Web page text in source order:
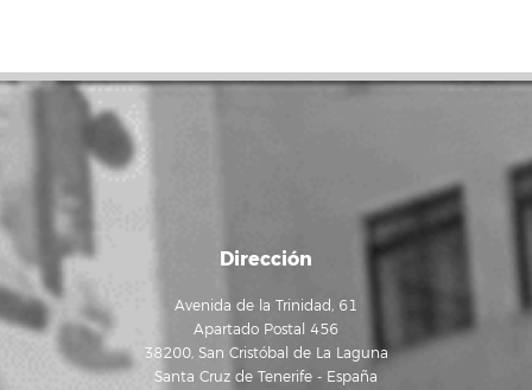
Dirección
Avenida de la Trinidad, 61
Apartado Postal 456
38200, San Cristóbal de La Laguna
Santa Cruz de Tenerife - España